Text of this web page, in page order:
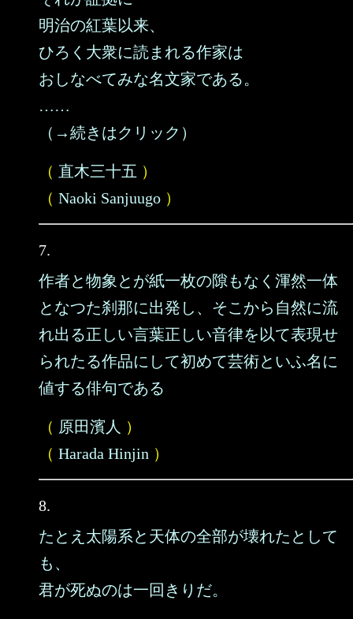
明治の紅葉以来、
ひろく大衆に読まれる作家は
おしなべてみな名文家である。
……
（→続きはクリック）
（ 直木三十五 ）
（ Naoki Sanjuugo ）
7.
作者と物象とが紙一枚の隙もなく渾然一体
となつた刹那に出発し、そこから自然に流
れ出る正しい言葉正しい音律を以て表現せ
られたる作品にして初めて芸術といふ名に
値する俳句である
（ 原田濱人 ）
（ Harada Hinjin ）
8.
たとえ太陽系と天体の全部が壊れたとして
も、
君が死ぬのは一回きりだ。